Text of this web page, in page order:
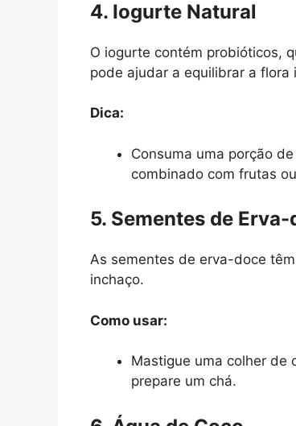
4. Iogurte Natural
O iogurte contém probióticos,
pode ajudar a equilibrar a
Dica:
Consuma uma porção
combinado com frutas
5. Sementes de
As sementes de erva-doce
inchaço.
Como usar:
Mastigue uma colher de
prepare um chá.